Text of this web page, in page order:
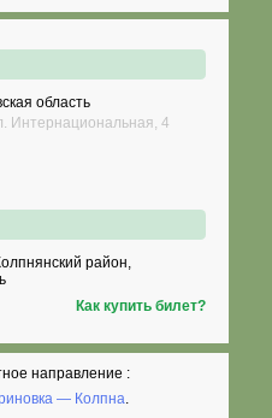
область
Интернациональная, 4
район,
Как купить билет?
направление :
— Колпна.